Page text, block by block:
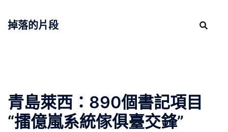
掉落的片段
青島萊西：890個書記項目
“擂億嵐系統傢俱臺交鋒”